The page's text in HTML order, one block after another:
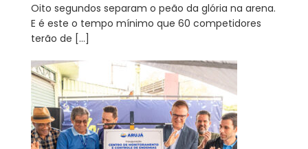
Oito segundos separam o peão da glória na arena.
E é este o tempo mínimo que 60 competidores
terão de […]